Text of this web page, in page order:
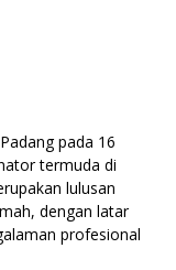
pada 16
termuda di
lulusan
dengan latar
profesional